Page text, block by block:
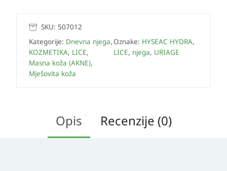
SKU: 507012
Kategorije: Dnevna njega,
KOZMETIKA, LICE,
Masna koža (AKNE),
Mješovita koža
Oznake: HYSEAC HYDRA,
LICE, njega, URIAGE
Opis Recenzije (0)